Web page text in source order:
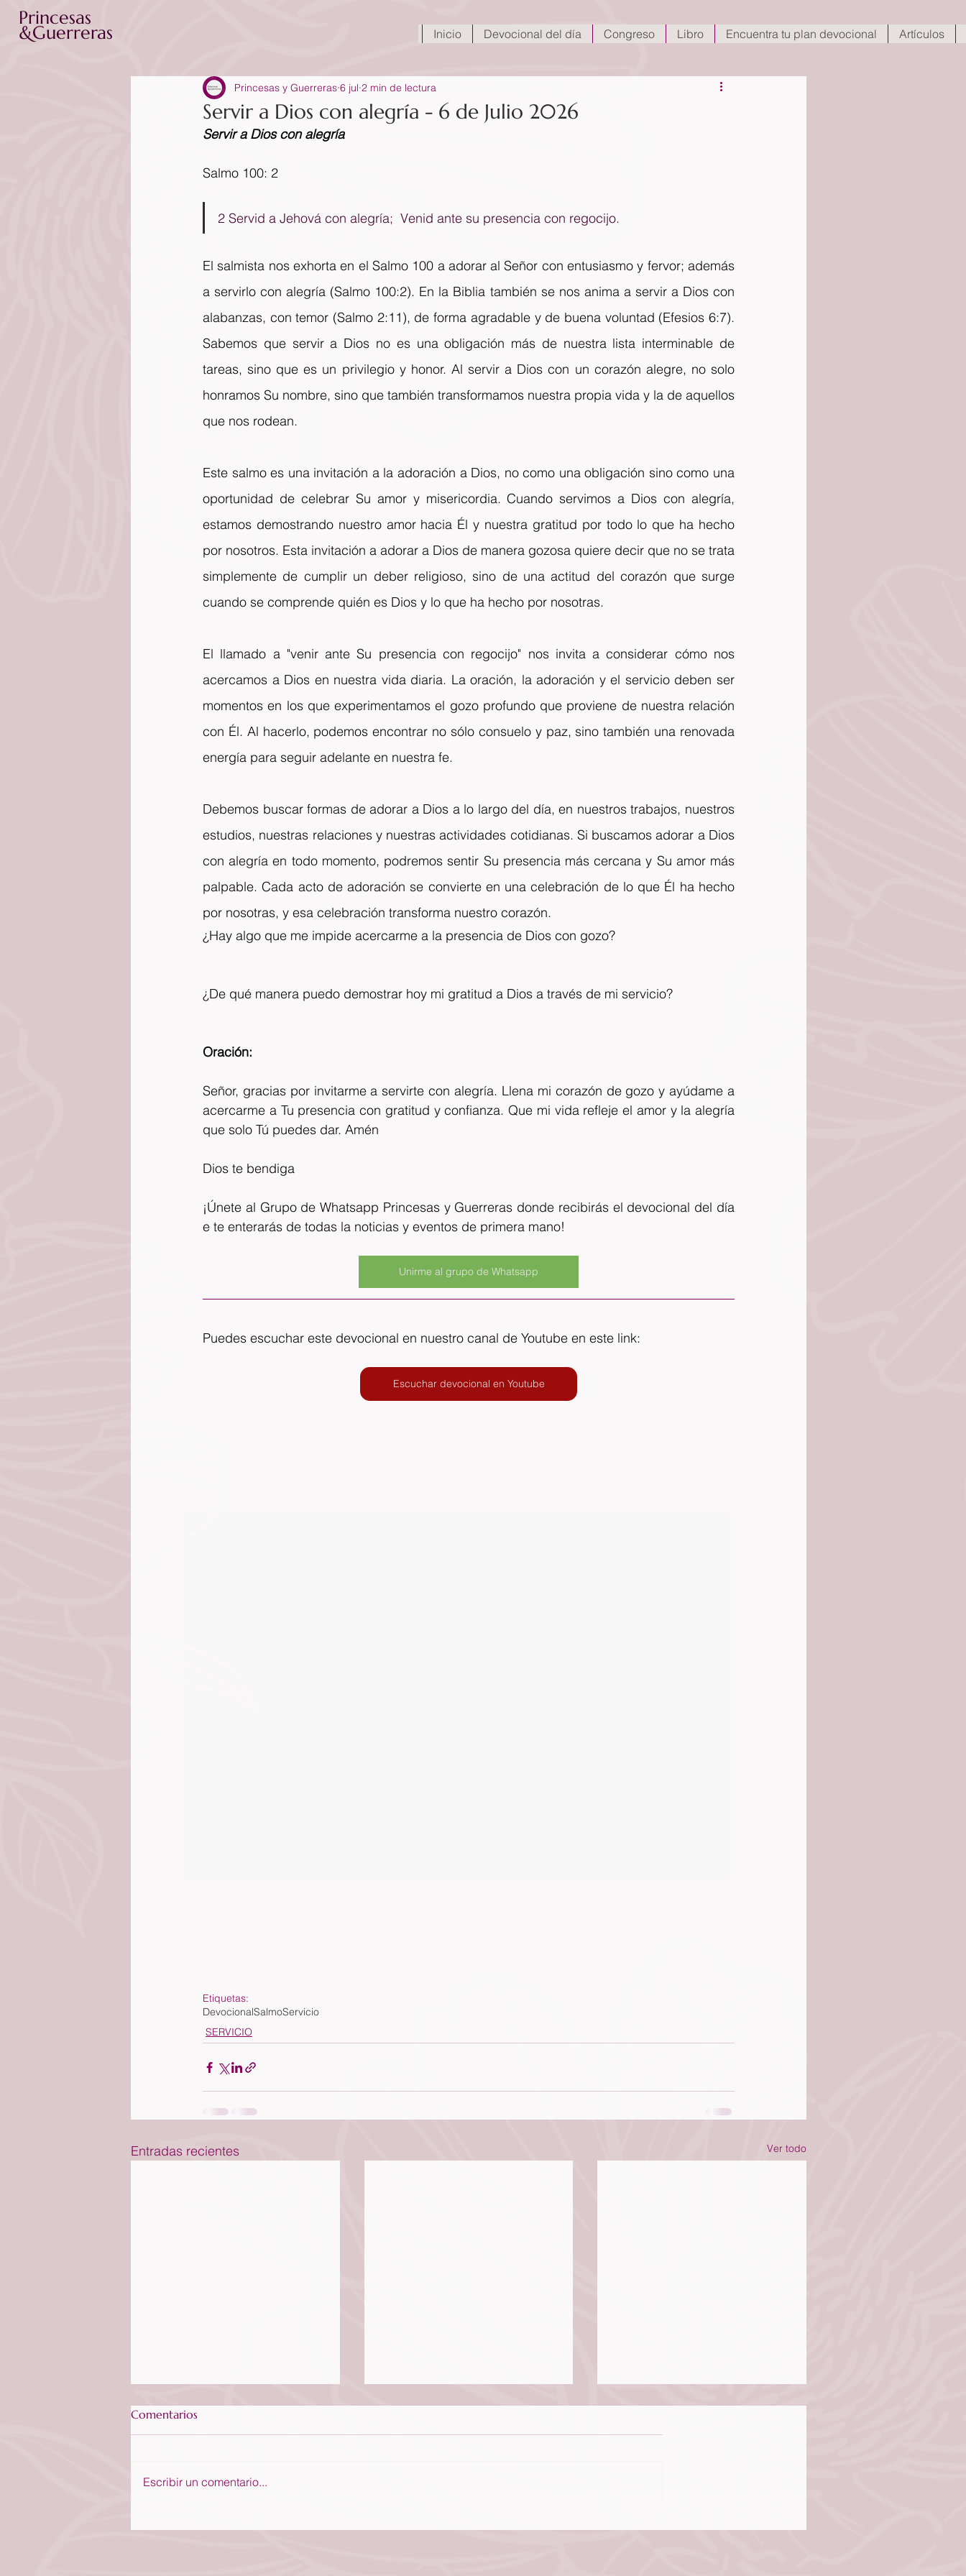
Princesas
&Guerreras Inicio Devocional del día Congreso Libro Encuentra tu plan devocional Artículos
Servir a Dios con alegría - 6 de Julio 2026
Princesas y Guerreras 6 jul 2 min de lectura
Servir a Dios con alegría
Salmo 100: 2
2 Servid a Jehová con alegría;  Venid ante su presencia con regocijo.
El salmista nos exhorta en el Salmo 100 a adorar al Señor con entusiasmo y fervor; además
a servirlo con alegría (Salmo 100:2). En la Biblia también se nos anima a servir a Dios con
alabanzas, con temor (Salmo 2:11), de forma agradable y de buena voluntad (Efesios 6:7).
Sabemos que servir a Dios no es una obligación más de nuestra lista interminable de
tareas, sino que es un privilegio y honor. Al servir a Dios con un corazón alegre, no solo
honramos Su nombre, sino que también transformamos nuestra propia vida y la de aquellos
que nos rodean.
Este salmo es una invitación a la adoración a Dios, no como una obligación sino como una
oportunidad de celebrar Su amor y misericordia. Cuando servimos a Dios con alegría,
estamos demostrando nuestro amor hacia Él y nuestra gratitud por todo lo que ha hecho
por nosotros. Esta invitación a adorar a Dios de manera gozosa quiere decir que no se trata
simplemente de cumplir un deber religioso, sino de una actitud del corazón que surge
cuando se comprende quién es Dios y lo que ha hecho por nosotras.
El llamado a "venir ante Su presencia con regocijo" nos invita a considerar cómo nos
acercamos a Dios en nuestra vida diaria. La oración, la adoración y el servicio deben ser
momentos en los que experimentamos el gozo profundo que proviene de nuestra relación
con Él. Al hacerlo, podemos encontrar no sólo consuelo y paz, sino también una renovada
energía para seguir adelante en nuestra fe.
Debemos buscar formas de adorar a Dios a lo largo del día, en nuestros trabajos, nuestros
estudios, nuestras relaciones y nuestras actividades cotidianas. Si buscamos adorar a Dios
con alegría en todo momento, podremos sentir Su presencia más cercana y Su amor más
palpable. Cada acto de adoración se convierte en una celebración de lo que Él ha hecho
por nosotras, y esa celebración transforma nuestro corazón.
¿Hay algo que me impide acercarme a la presencia de Dios con gozo?
¿De qué manera puedo demostrar hoy mi gratitud a Dios a través de mi servicio?
Oración:
Señor, gracias por invitarme a servirte con alegría. Llena mi corazón de gozo y ayúdame a
acercarme a Tu presencia con gratitud y confianza. Que mi vida refleje el amor y la alegría
que solo Tú puedes dar. Amén
Dios te bendiga
¡Únete al Grupo de Whatsapp Princesas y Guerreras donde recibirás el devocional del día
e te enterarás de todas la noticias y eventos de primera mano!
Unirme al grupo de Whatsapp
Puedes escuchar este devocional en nuestro canal de Youtube en este link:
Escuchar devocional en Youtube
Etiquetas:
DevocionalSalmoServicio
SERVICIO
Entradas recientes Ver todo
Ofrece tu ayuda a los demás -
El Señor siervo nos enseña a
Un canal de bendición a otros
Comentarios
Escribir un comentario...